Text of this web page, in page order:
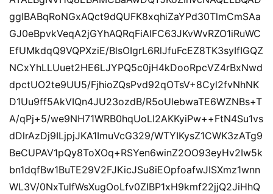
ggIBABqRoNGxAQct9dQUFK8xqhiZaYPd30TlmCmSAa
GJ0eBpvkVeqA2jGYhAQRqFiAlFC63JKvWvRZO1iRuWC
EfUMkdqQ9VQPXziE/BlsOIgrL6RlJfuFcEZ8TK3syIfIGQZ
NCxYhLLUuet2HE6LJYPQ5c0jH4kDooRpcVZ4rBxNwd
dpctUO2te9UU5/FjhioZQsPvd92qOTsV+8Cyl2fvNhNK
D1Uu9ff5AkVIQn4JU23ozdB/R5oUlebwaTE6WZNBs+T
A/qPj+5/we9NH71WRB0hqUoLI2AKKyiPw++FtN4Su1vs
dDlrAzDj9ILjpjJKA1ImuVcG329/WTYIKysZ1CWK3zATg9
BeCUPAV1pQy8ToXOq+RSYen6winZ2OO93eyHv2Iw5k
bn1dqfBw1BuTE29V2FJKicJSu8iEOpfoafwJISXmz1wnn
WL3V/0NxTulfWsXugOoLfv0ZIBP1xH9kmf22jjQ2JiHhQ